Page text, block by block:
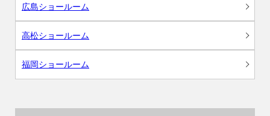
広島ショールーム
高松ショールーム
福岡ショールーム